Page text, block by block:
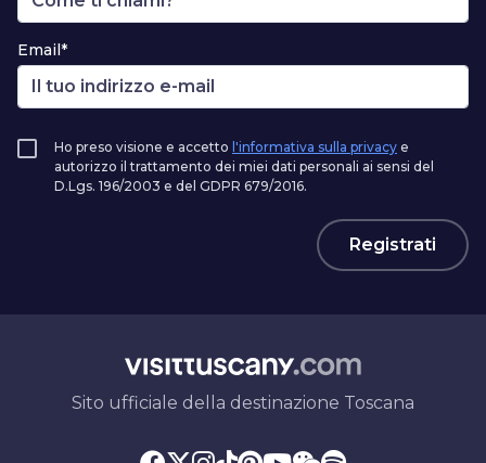
Email*
Ho preso visione e accetto l'informativa sulla privacy e
autorizzo il trattamento dei miei dati personali ai sensi del
D.Lgs. 196/2003 e del GDPR 679/2016.
Registrati
Sito ufficiale della destinazione Toscana